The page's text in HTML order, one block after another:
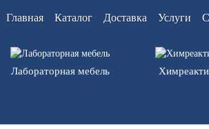
Главная Каталог Доставка Услуги
Лабораторная мебель